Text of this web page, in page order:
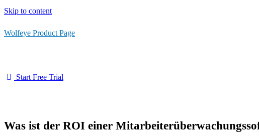
Skip to content
Wolfeye Product Page
Start Free Trial
Was ist der ROI einer